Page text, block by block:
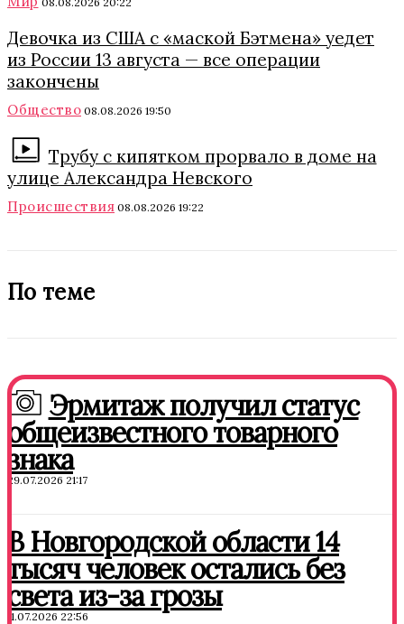
Девочка из США с «маской Бэтмена» уедет
из России 13 августа — все операции
закончены
Общество 08.08.2026 19:50
Трубу с кипятком прорвало в доме на
улице Александра Невского
Происшествия 08.08.2026 19:22
По теме
Эрмитаж получил статус
общеизвестного товарного
знака
29.07.2026 21:17
В Новгородской области 14
тысяч человек остались без
света из-за грозы
11.07.2026 22:56